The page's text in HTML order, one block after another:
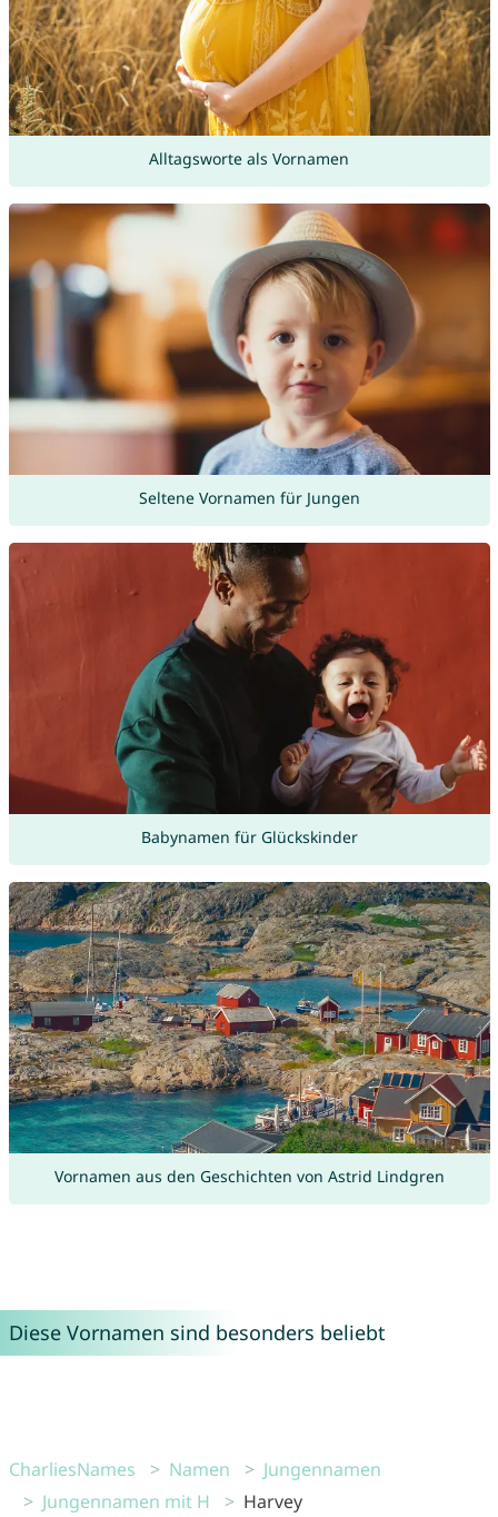
Alltagsworte als Vornamen
Seltene Vornamen für Jungen
Babynamen für Glückskinder
Vornamen aus den Geschichten von Astrid Lindgren
Diese Vornamen sind besonders beliebt
CharliesNames Namen
Jungennamen
Jungennamen mit H
Harvey